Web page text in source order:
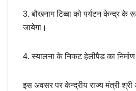
3. बौखनाग टिब्बा को पर्यटन केन्द्र के
जायेगा।
4. स्यालना के निकट हेलीपैड का निर्माण
इस अवसर पर केन्द्रीय राज्य मंत्री